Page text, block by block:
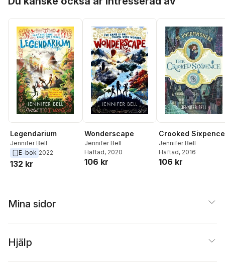
Legendarium
Jennifer Bell
E-bok 2022
132 kr
Wonderscape
Jennifer Bell
Häftad, 2020
106 kr
Crooked Sixpence
Jennifer Bell
Häftad, 2016
106 kr
Mina sidor
Hjälp